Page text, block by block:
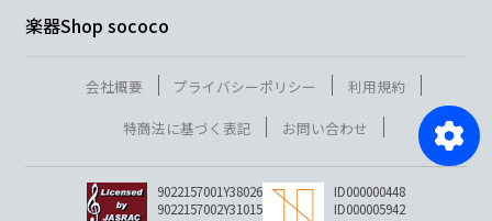
楽器Shop sococo
会社概要 プライバシーポリシー
利用規約
特商法に基づく表記
お問い合わせ
9022157001Y38026
9022157002Y31015
ID000000448
ID000005942